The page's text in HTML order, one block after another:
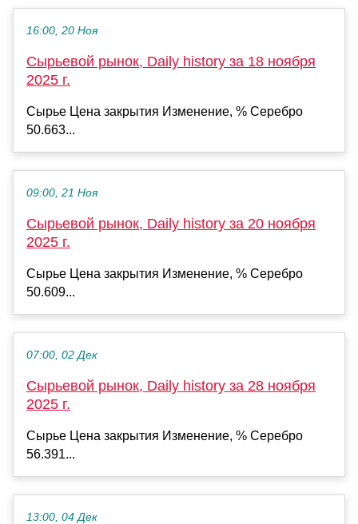
16:00, 20 Ноя
Сырьевой рынок, Daily history за 18 ноября
2025 г.
Сырье Цена закрытия Изменение, % Серебро
50.663...
09:00, 21 Ноя
Сырьевой рынок, Daily history за 20 ноября
2025 г.
Сырье Цена закрытия Изменение, % Серебро
50.609...
07:00, 02 Дек
Сырьевой рынок, Daily history за 28 ноября
2025 г.
Сырье Цена закрытия Изменение, % Серебро
56.391...
13:00, 04 Дек